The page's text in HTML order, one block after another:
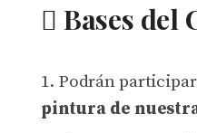
Bases del
Podrán
pintura de